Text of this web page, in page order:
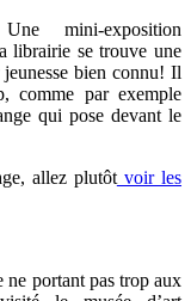
mini-exposition
librairie se trouve une
bien connu! Il
comme par exemple
qui pose devant le
allez plutôtvoir les
ne portant pas trop aux